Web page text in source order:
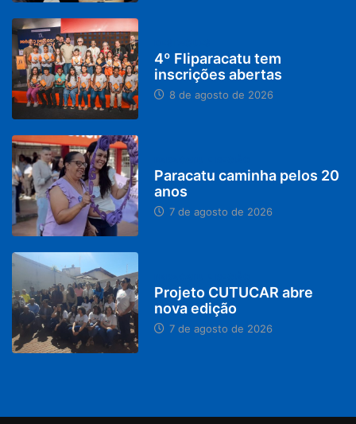
4º Fliparacatu tem
inscrições abertas
8 de agosto de 2026
Paracatu caminha pelos 20
anos
7 de agosto de 2026
Projeto CUTUCAR abre
nova edição
7 de agosto de 2026